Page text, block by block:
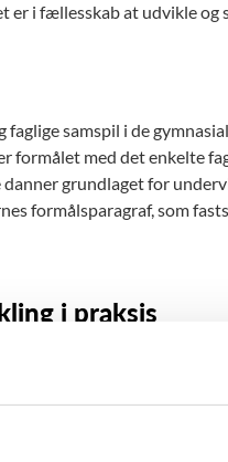
er i fællesskab at udvikle og
samspil i de
med det enkelte
grundlaget for
formålsparagraf, som
i praksis
i styrelsen og dels
deres fag. De rådgiver om
i den konkrete
i praksis” (FIP), hvor